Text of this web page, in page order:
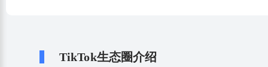
TikTok生态圈介绍